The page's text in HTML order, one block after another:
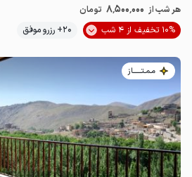
هر شب از 8٬500٬000 تومان
10% تخفیف از 4 شب
20+ رزرو موفق
مـمـتــــــاز